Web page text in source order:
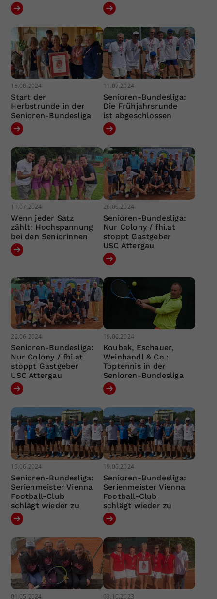
15.08.2024
Start der
Herbstrunde in der
Senioren-Bundesliga
11.07.2024
Senioren-Bundesliga:
Die Frühjahrsrunde
ist abgeschlossen
11.07.2024
Wenn jeder Satz
zählt: Hochspannung
bei den Seniorinnen
26.06.2024
Senioren-Bundesliga:
Nur Colony / fhi.at
stoppt Gastgeber
USC Attergau
26.06.2024
Senioren-Bundesliga:
Nur Colony / fhi.at
stoppt Gastgeber
USC Attergau
19.06.2024
Koubek, Eschauer,
Weinhandl & Co.:
Toptennis in der
Senioren-Bundesliga
19.06.2024
Senioren-Bundesliga:
Serienmeister Vienna
Football-Club
schlägt wieder zu
19.06.2024
Senioren-Bundesliga:
Serienmeister Vienna
Football-Club
schlägt wieder zu
01.05.2024 03.10.2023